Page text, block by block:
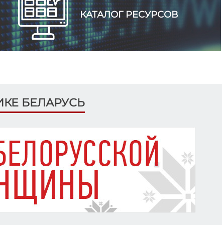
Какой национальный символ Беларуси выбирает
молодежь?
КАТАЛОГ РЕСУРСОВ
БЕЛАРУСЬ